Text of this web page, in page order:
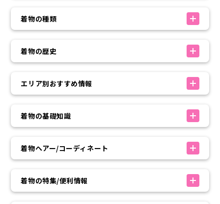
着物の種類
着物の歴史
エリア別おすすめ情報
着物の基礎知識
着物ヘアー/コーディネート
着物の特集/便利情報